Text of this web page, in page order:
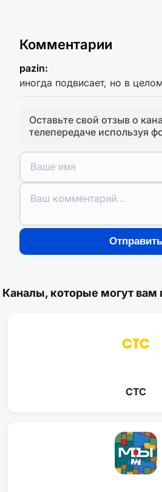
Комментарии
pazin:
иногда подвисает, но в
Оставьте свой отзыв о
телепередаче используя
Отправить
Каналы, которые могут вам
СТС